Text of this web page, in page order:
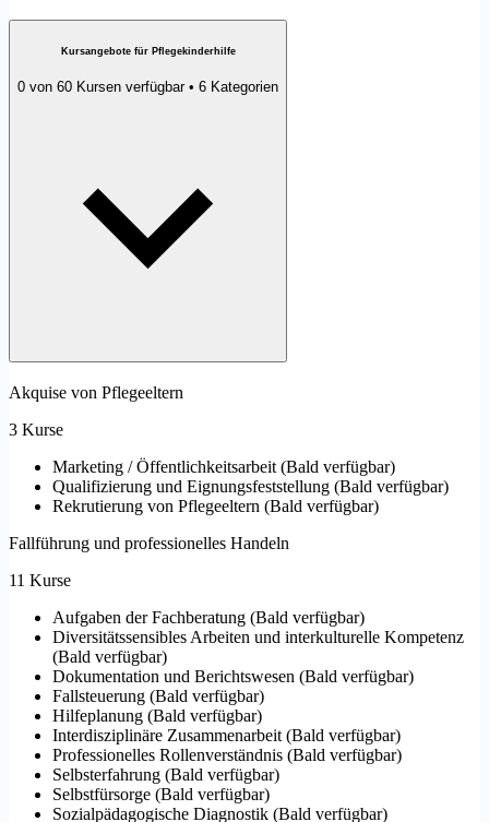
Kursangebote für Pflegekinderhilfe
0 von 60 Kursen verfügbar • 6 Kategorien
Akquise von Pflegeeltern
3 Kurse
Marketing / Öffentlichkeitsarbeit (Bald verfügbar)
Qualifizierung und Eignungsfeststellung (Bald verfügbar)
Rekrutierung von Pflegeeltern (Bald verfügbar)
Fallführung und professionelles Handeln
11 Kurse
Aufgaben der Fachberatung (Bald verfügbar)
Diversitätssensibles Arbeiten und interkulturelle Kompetenz
(Bald verfügbar)
Dokumentation und Berichtswesen (Bald verfügbar)
Fallsteuerung (Bald verfügbar)
Hilfeplanung (Bald verfügbar)
Interdisziplinäre Zusammenarbeit (Bald verfügbar)
Professionelles Rollenverständnis (Bald verfügbar)
Selbsterfahrung (Bald verfügbar)
Selbstfürsorge (Bald verfügbar)
Sozialpädagogische Diagnostik (Bald verfügbar)